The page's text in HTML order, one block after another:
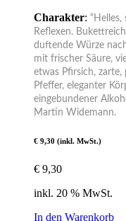
Charakter:
Reflexen.
duftende Würze
mit frischer Säure,
etwas Pfirsich, zarte,
Pfeffer, eleganter
eingebundener
Martin Widemann.
€ 9,30 (inkl. MwSt.)
€ 9,30
inkl. 20 % MwSt.
In den Warenkorb